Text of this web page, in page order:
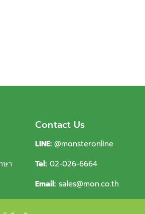
ษา
Contact Us
LINE: @monsteronline
Tel: 02-026-6664
Email: sales@mon.co.th